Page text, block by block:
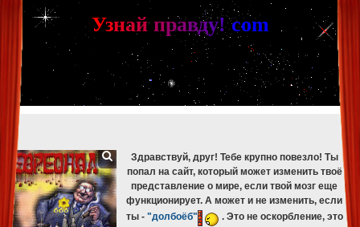
[phpBB Debug] PHP Warning : in file [ROOT]/phpbb/db/driver/mysqli.php
mysqli_fetch_assoc(): Couldn't fetch mysqli_result
[phpBB Debug] PHP Warning: in file[ROOT]/phpbb/db/driver/mysqli.php 329
mysqli_free_result(): Couldn't fetch mysqli_result
[phpBB Debug] PHP Warning
[ROOT]/phpbb/db/driver/mysqli.php on line 265
mysqli_fetch_assoc(): Couldn't fetch mysqli_result
[phpBB Debug] PHP Warning
: in file [ROOT]/phpbb/db/driver/mysqli.php on line329
mysqli_free_result(): Couldn't fetch mysqli_result
[phpBB Debug] PHP Warning: in file [ROOT]/phpbb/db/driver/mysqli.php on line 265
mysqli_fetch_assoc(): Couldn't fetch mysqli_result
[phpBB Debug] PHP Warning
[ROOT]/phpbb/db/driver/mysqli.php on line329:
mysqli_free_result(): Couldn't fetch mysqli_result
Узнай правду! com
Здравствуй, друг! Тебе крупно повезло! Ты
попал на сайт, который может изменить твоё
представление о мире, если твой мозг еще
функционирует. А может и не изменить, если
ты - "долбоёб"
. Это не оскорбление, это